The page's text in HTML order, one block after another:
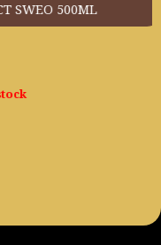
COLOR PERFECT
au panier